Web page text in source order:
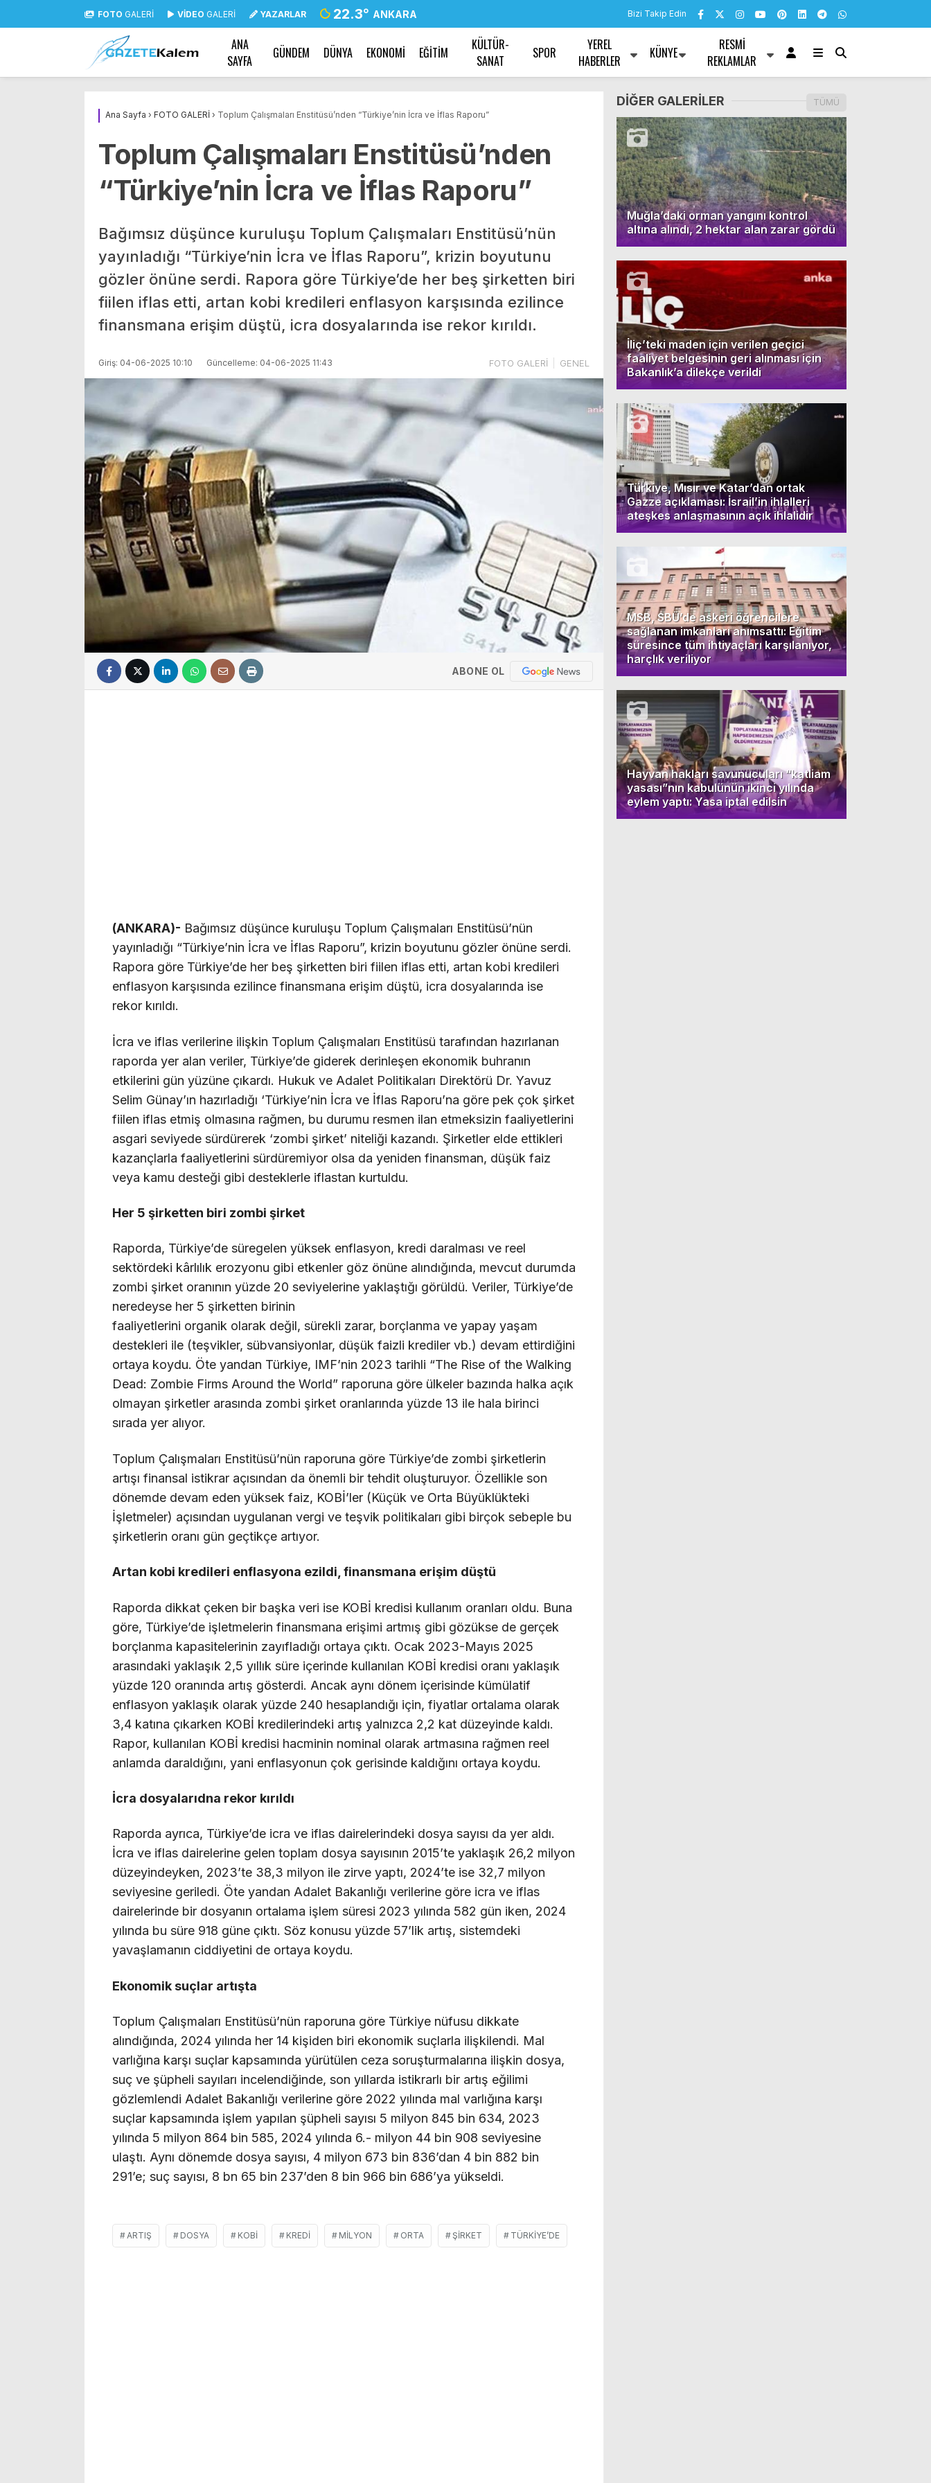
FOTO GALERİ VİDEO GALERİ YAZARLAR 22.3° ANKARA Bizi Takip Edin
ANA
SAYFA
GÜNDEM DÜNYA EKONOMİ EĞİTİM
KÜLTÜR-
SANAT
SPOR
YEREL
HABERLER
KÜNYE
RESMI
REKLAMLAR
Ana Sayfa › FOTO GALERİ › Toplum Çalışmaları Enstitüsü’nden “Türkiye’nin İcra ve İflas Raporu”
Toplum Çalışmaları Enstitüsü’nden
“Türkiye’nin İcra ve İflas Raporu”
Bağımsız düşünce kuruluşu Toplum Çalışmaları Enstitüsü’nün
yayınladığı “Türkiye’nin İcra ve İflas Raporu”, krizin boyutunu
gözler önüne serdi. Rapora göre Türkiye’de her beş şirketten biri
fiilen iflas etti, artan kobi kredileri enflasyon karşısında ezilince
finansmana erişim düştü, icra dosyalarında ise rekor kırıldı.
Giriş: 04-06-2025 10:10 Güncelleme: 04-06-2025 11:43 FOTO GALERİ GENEL
ABONE OL
(ANKARA)- Bağımsız düşünce kuruluşu Toplum Çalışmaları Enstitüsü’nün
yayınladığı “Türkiye’nin İcra ve İflas Raporu”, krizin boyutunu gözler önüne serdi.
Rapora göre Türkiye’de her beş şirketten biri fiilen iflas etti, artan kobi kredileri
enflasyon karşısında ezilince finansmana erişim düştü, icra dosyalarında ise
rekor kırıldı.
İcra ve iflas verilerine ilişkin Toplum Çalışmaları Enstitüsü tarafından hazırlanan
raporda yer alan veriler, Türkiye’de giderek derinleşen ekonomik buhranın
etkilerini gün yüzüne çıkardı. Hukuk ve Adalet Politikaları Direktörü Dr. Yavuz
Selim Günay’ın hazırladığı ‘Türkiye’nin İcra ve İflas Raporu’na göre pek çok şirket
fiilen iflas etmiş olmasına rağmen, bu durumu resmen ilan etmeksizin faaliyetlerini
asgari seviyede sürdürerek ‘zombi şirket’ niteliği kazandı. Şirketler elde ettikleri
kazançlarla faaliyetlerini sürdüremiyor olsa da yeniden finansman, düşük faiz
veya kamu desteği gibi desteklerle iflastan kurtuldu.
Her 5 şirketten biri zombi şirket
Raporda, Türkiye’de süregelen yüksek enflasyon, kredi daralması ve reel
sektördeki kârlılık erozyonu gibi etkenler göz önüne alındığında, mevcut durumda
zombi şirket oranının yüzde 20 seviyelerine yaklaştığı görüldü. Veriler, Türkiye’de
neredeyse her 5 şirketten birinin
faaliyetlerini organik olarak değil, sürekli zarar, borçlanma ve yapay yaşam
destekleri ile (teşvikler, sübvansiyonlar, düşük faizli krediler vb.) devam ettirdiğini
ortaya koydu. Öte yandan Türkiye, IMF’nin 2023 tarihli “The Rise of the Walking
Dead: Zombie Firms Around the World” raporuna göre ülkeler bazında halka açık
olmayan şirketler arasında zombi şirket oranlarında yüzde 13 ile hala birinci
sırada yer alıyor.
Toplum Çalışmaları Enstitüsü’nün raporuna göre Türkiye’de zombi şirketlerin
artışı finansal istikrar açısından da önemli bir tehdit oluşturuyor. Özellikle son
dönemde devam eden yüksek faiz, KOBİ’ler (Küçük ve Orta Büyüklükteki
İşletmeler) açısından uygulanan vergi ve teşvik politikaları gibi birçok sebeple bu
şirketlerin oranı gün geçtikçe artıyor.
Artan kobi kredileri enflasyona ezildi, finansmana erişim düştü
Raporda dikkat çeken bir başka veri ise KOBİ kredisi kullanım oranları oldu. Buna
göre, Türkiye’de işletmelerin finansmana erişimi artmış gibi gözükse de gerçek
borçlanma kapasitelerinin zayıfladığı ortaya çıktı. Ocak 2023-Mayıs 2025
arasındaki yaklaşık 2,5 yıllık süre içerinde kullanılan KOBİ kredisi oranı yaklaşık
yüzde 120 oranında artış gösterdi. Ancak aynı dönem içerisinde kümülatif
enflasyon yaklaşık olarak yüzde 240 hesaplandığı için, fiyatlar ortalama olarak
3,4 katına çıkarken KOBİ kredilerindeki artış yalnızca 2,2 kat düzeyinde kaldı.
Rapor, kullanılan KOBİ kredisi hacminin nominal olarak artmasına rağmen reel
anlamda daraldığını, yani enflasyonun çok gerisinde kaldığını ortaya koydu.
İcra dosyalarıdna rekor kırıldı
Raporda ayrıca, Türkiye’de icra ve iflas dairelerindeki dosya sayısı da yer aldı.
İcra ve iflas dairelerine gelen toplam dosya sayısının 2015’te yaklaşık 26,2 milyon
düzeyindeyken, 2023’te 38,3 milyon ile zirve yaptı, 2024’te ise 32,7 milyon
seviyesine geriledi. Öte yandan Adalet Bakanlığı verilerine göre icra ve iflas
dairelerinde bir dosyanın ortalama işlem süresi 2023 yılında 582 gün iken, 2024
yılında bu süre 918 güne çıktı. Söz konusu yüzde 57’lik artış, sistemdeki
yavaşlamanın ciddiyetini de ortaya koydu.
Ekonomik suçlar artışta
Toplum Çalışmaları Enstitüsü’nün raporuna göre Türkiye nüfusu dikkate
alındığında, 2024 yılında her 14 kişiden biri ekonomik suçlarla ilişkilendi. Mal
varlığına karşı suçlar kapsamında yürütülen ceza soruşturmalarına ilişkin dosya,
suç ve şüpheli sayıları incelendiğinde, son yıllarda istikrarlı bir artış eğilimi
gözlemlendi Adalet Bakanlığı verilerine göre 2022 yılında mal varlığına karşı
suçlar kapsamında işlem yapılan şüpheli sayısı 5 milyon 845 bin 634, 2023
yılında 5 milyon 864 bin 585, 2024 yılında 6.- milyon 44 bin 908 seviyesine
ulaştı. Aynı dönemde dosya sayısı, 4 milyon 673 bin 836’dan 4 bin 882 bin
291’e; suç sayısı, 8 bn 65 bin 237’den 8 bin 966 bin 686’ya yükseldi.
ARTIŞ DOSYA KOBİ KREDI MILYON ORTA ŞIRKET TÜRKIYE’DE
DİĞER GALERİLER TÜMÜ
Muğla’daki orman yangını kontrol
altına alındı, 2 hektar alan zarar gördü
İliç’teki maden için verilen geçici
faaliyet belgesinin geri alınması için
Bakanlık’a dilekçe verildi
Türkiye, Mısır ve Katar’dan ortak
Gazze açıklaması: İsrail’in ihlalleri
ateşkes anlaşmasının açık ihlalidir
MSB, SBÜ’de askeri öğrencilere
sağlanan imkanları anımsattı: Eğitim
süresince tüm ihtiyaçları karşılanıyor,
harçlık veriliyor
Hayvan hakları savunucuları “katliam
yasası”nın kabulünün ikinci yılında
eylem yaptı: Yasa iptal edilsin